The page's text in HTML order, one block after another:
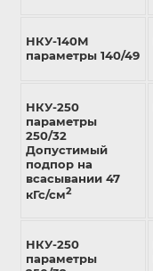
НКУ-140М
параметры 140/49
НКУ-250
параметры
250/32
Допустимый
подпор на
всасывании 47
кГс/см2
НКУ-250
параметры